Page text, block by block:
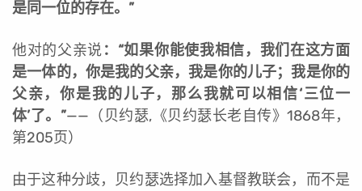
是同一位的存在。”
他对的父亲说：“如果你能使我相信，我们在这方面
是一体的，你是我的父亲，我是你的儿子；我是你的
父亲，你是我的儿子，那么我就可以相信‘三位一
体’了。”——（贝约瑟,《贝约瑟长老自传》1868年，
第205页）
由于这种分歧，贝约瑟选择加入基督教联会，而不是